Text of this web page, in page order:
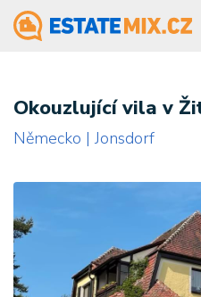
Okouzlující vila v
Německo | Jonsdorf